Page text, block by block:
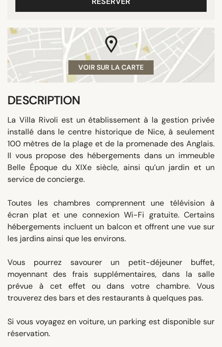
VOIR SUR LA CARTE
DESCRIPTION
La Villa Rivoli est un établissement à la gestion privée
installé dans le centre historique de Nice, à seulement
100 mètres de la plage et de la promenade des Anglais.
Il vous propose des hébergements dans un immeuble
Belle Époque du XIXe siècle, ainsi qu’un jardin et un
service de concierge.
Toutes les chambres comprennent une télévision à
écran plat et une connexion Wi-Fi gratuite. Certains
hébergements incluent un balcon et offrent une vue sur
les jardins ainsi que les environs.
Vous pourrez savourer un petit-déjeuner buffet,
moyennant des frais supplémentaires, dans la salle
prévue à cet effet ou dans votre chambre. Vous
trouverez des bars et des restaurants à quelques pas.
Si vous voyagez en voiture, un parking est disponible sur
réservation.